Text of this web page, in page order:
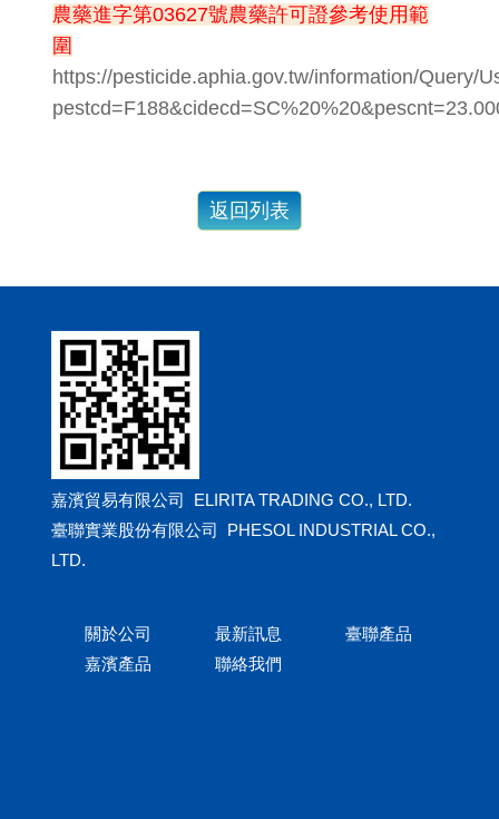
農藥進字第03627號農藥許可證參考使用範
圍
https://pesticide.aphia.gov.tw/information/Query/
嘉濱貿易有限公司 ELIRITA TRADING CO., LTD.
臺聯實業股份有限公司 PHESOL INDUSTRIAL CO.,
LTD.
關於公司 最新訊息
臺聯產品
嘉濱產品
聯絡我們